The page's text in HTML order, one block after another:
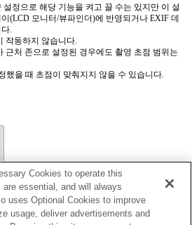
정으로 해당 기능을 켜고 끌 수는 있지만 이 설
(LCD 모니터/뷰파인더)에 반영되거나 EXIF 데
.
작동하지 않습니다.
근처 존으로 설정된 경우에도 촬영 초점 범위는
했을 때 초점이 맞춰지지 않을 수 있습니다.
Cookies to operate this
essential, and will always
uses Optional Cookies to improve
usage, deliver advertisements and